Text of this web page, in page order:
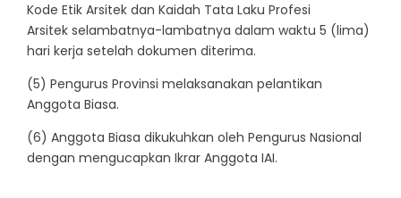
Kode Etik Arsitek dan Kaidah Tata Laku Profesi
Arsitek selambatnya-lambatnya dalam waktu 5 (lima)
hari kerja setelah dokumen diterima.
(5) Pengurus Provinsi melaksanakan pelantikan
Anggota Biasa.
(6) Anggota Biasa dikukuhkan oleh Pengurus Nasional
dengan mengucapkan Ikrar Anggota IAI.